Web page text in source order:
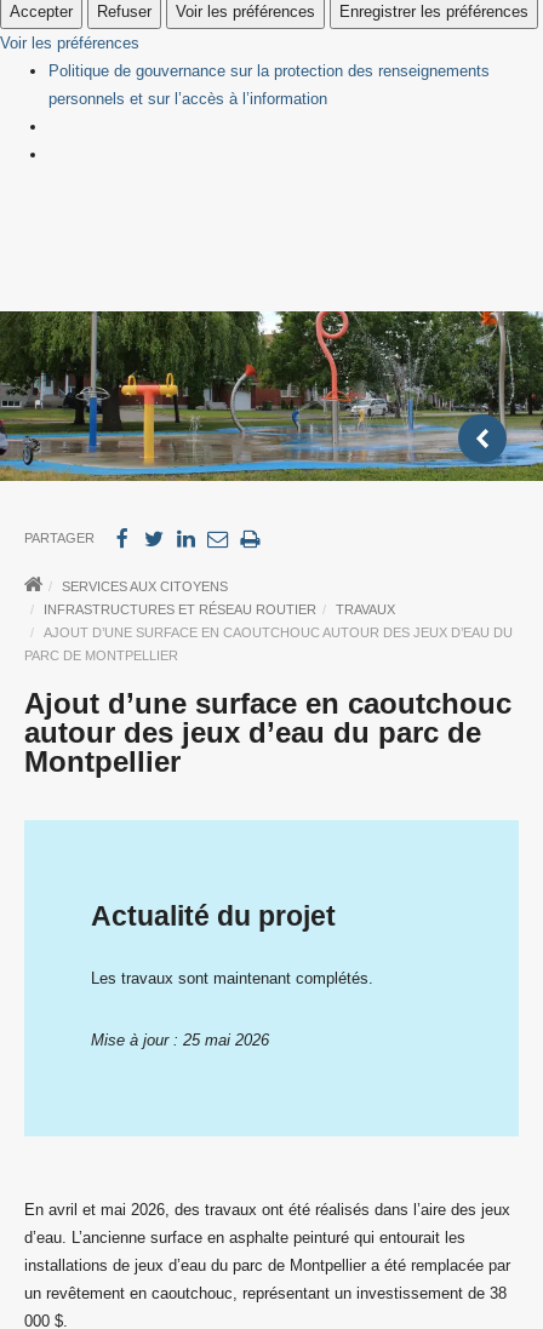
Accepter Refuser Voir les préférences
Enregistrer les préférences
Voir les préférences
Politique de gouvernance sur la protection des renseignements
personnels et sur l’accès à l’information
PARTAGER
SERVICES AUX CITOYENS
INFRASTRUCTURES ET RÉSEAU ROUTIER
TRAVAUX
AJOUT D’UNE SURFACE EN CAOUTCHOUC AUTOUR DES JEUX D’EAU DU
PARC DE MONTPELLIER
Ajout d’une surface en caoutchouc
autour des jeux d’eau du parc de
Montpellier
Actualité du projet
Les travaux sont maintenant complétés.
Mise à jour : 25 mai 2026
En avril et mai 2026, des travaux ont été réalisés dans l’aire des jeux
d’eau. L’ancienne surface en asphalte peinturé qui entourait les
installations de jeux d’eau du parc de Montpellier a été remplacée par
un revêtement en caoutchouc, représentant un investissement de 38
000 $.